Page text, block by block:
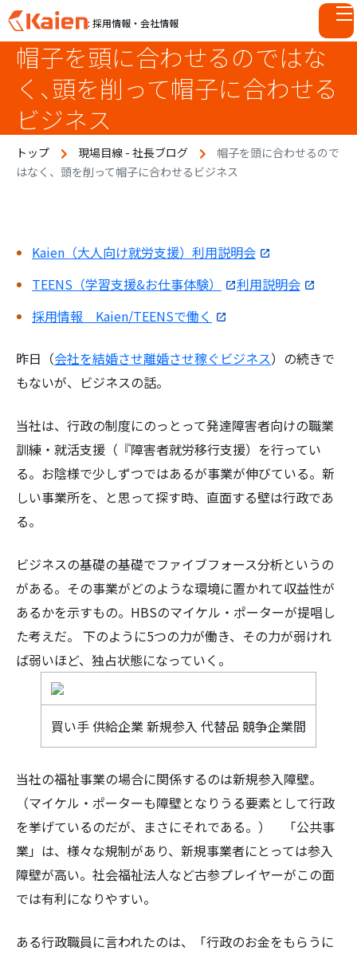
: 採用情報・会社情報
検
帽子を頭に合わせるのではな
く、頭を削って帽子に合わせる
ビジネス
トップ 現場目線 - 社長ブログ
帽子を頭に合わせるので
はなく、頭を削って帽子に合わせるビジネス
Kaien（大人向け就労支援）利用説明会
TEENS（学習支援&お仕事体験）
利用説明会
採用情報 Kaien/TEENSで働く
昨日（会社を結婚させ離婚させ稼ぐビジネス）の続きで
もないが、ビジネスの話。
当社は、行政の制度にのっとって発達障害者向けの職業
訓練・就活支援（『障害者就労移行支援）を行ってい
る。お陰様で少しずつではあるが事業が伸びている。新
しい事業所を、と思って探す時、直面する壁は行政であ
る。
ビジネスの基礎の基礎でファイブフォース分析というの
がある。その事業がどのような環境に置かれて収益性が
あるかを示すもの。HBSのマイケル・ポーターが提唱し
た考えだ。 下のように5つの力が働き、その力が弱けれ
ば弱いほど、独占状態になっていく。
買い手 供給企業 新規参入 代替品 競争企業間
当社の福祉事業の場合に関係するのは新規参入障壁。
（マイケル・ポーターも障壁となりうる要素として行政
を挙げているのだが、まさにそれである。） 「公共事
業」は、様々な規制があり、新規事業者にとっては参入
障壁が高い。社会福祉法人など古参プレイヤーがこの面
では有利になりやすい。
ある行政職員に言われたのは、「行政のお金をもらうに